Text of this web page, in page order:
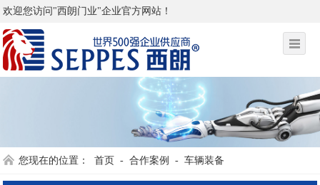
欢迎您访问"西朗门业"企业官方网站！
您现在的位置： 首页 - 合作案例 - 车辆装备